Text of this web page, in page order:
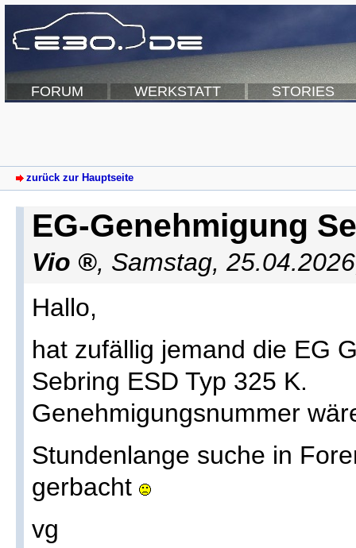
FORUM WERKSTATT STORIES
zurück zur Hauptseite
EG-Genehmigung
Vio , Samstag,
Hallo,
hat zufällig jemand die EG
Sebring ESD Typ 325 K.
Genehmigungsnummer
Stundenlange suche in
gerbacht
vg